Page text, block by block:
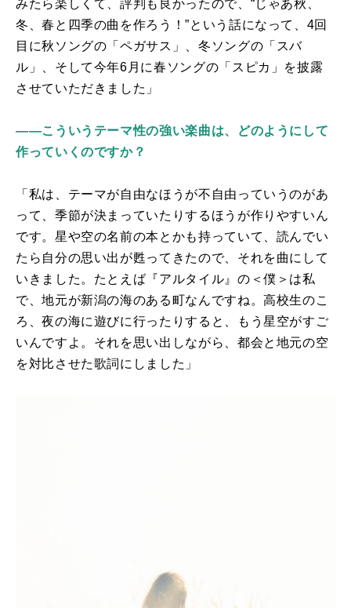
みたら楽しくて、評判も良かったので、“じゃあ秋、
冬、春と四季の曲を作ろう！”という話になって、4回
目に秋ソングの「ペガサス」、冬ソングの「スバ
ル」、そして今年6月に春ソングの「スピカ」を披露
させていただきました」
――こういうテーマ性の強い楽曲は、どのようにして
作っていくのですか？
「私は、テーマが自由なほうが不自由っていうのがあ
って、季節が決まっていたりするほうが作りやすいん
です。星や空の名前の本とかも持っていて、読んでい
たら自分の思い出が甦ってきたので、それを曲にして
いきました。たとえば『アルタイル』の＜僕＞は私
で、地元が新潟の海のある町なんですね。高校生のこ
ろ、夜の海に遊びに行ったりすると、もう星空がすご
いんですよ。それを思い出しながら、都会と地元の空
を対比させた歌詞にしました」